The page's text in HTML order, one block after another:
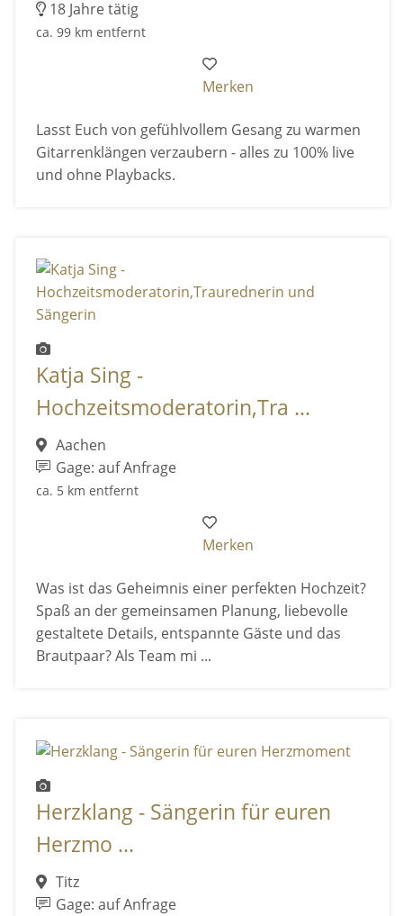
18 Jahre tätig
ca. 99 km entfernt
Merken
Lasst Euch von gefühlvollem Gesang zu warmen
Gitarrenklängen verzaubern - alles zu 100% live
und ohne Playbacks.
Katja Sing -
Hochzeitsmoderatorin,Tra ...
Aachen
Gage: auf Anfrage
ca. 5 km entfernt
Merken
Was ist das Geheimnis einer perfekten Hochzeit?
Spaß an der gemeinsamen Planung, liebevolle
gestaltete Details, entspannte Gäste und das
Brautpaar? Als Team mi ...
Herzklang - Sängerin für euren
Herzmo ...
Titz
Gage: auf Anfrage